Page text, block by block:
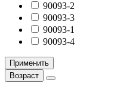
90093-2
90093-3
90093-1
90093-4
Применить
Возраст